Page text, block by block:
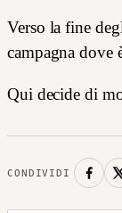
Verso la fine
campagna dove
Qui decide di
CONDIVIDI